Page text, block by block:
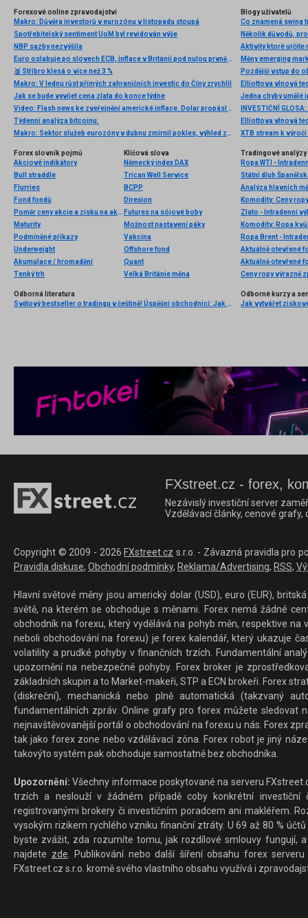
Forexové online zpravodajství
Makro: Důvěra investorů v eurozónu v listopadu stoupá
Spotřebitelský sentiment UoM byl revidován výše
NBP sazby nezvýšila
Euro oslabuje po slovech ECB, inflace v Británii pod nulou prvně od 1960; analýza EUR/CHF, AUD/NZD, USD/CHF
🥈 Stříbro klesá o více než 3 %
Makro: V lednu růst přímých zahraničních investic do Číny zrychlil
Jak se bude vyvíjet cena zlata do konce týdne
Video: Flash news ke zveřejnění americké inflace. Dolar propásl další šanci ke zpevnění
Týdenní analýza bitcoinu.
Makro: Sektor služeb eurozóny v dubnu zmírnil pokles, výhled zaznamenal oživení
Blogy uživatelů
Co znamená swing
Několik důvodů,
Aktivity ktoré určite
Měny emerging
XTB stream k
Forex slovník pojmů
Akciové indikátory
Bull straddle
Flurries
Fond fondů
Poměr ceny akcie a zisku na akcii (Akcie P-E)
Maturity
Podmíněné příkazy
Underweight
Akumulace / hromadění
Tenký trh
Klíčová slova
Německý index DAX
Trican Well Service
BCPP
Direxion
Futures na sójové boby
Možnost nastavení páky
Vakcína
Offshore fond
Quant
Velká Británie měna
Tradingové analýzy
Ropa WTI -
Státní dluh
Analýza hlavních
Komodity: Ceny
Zlato - Intradenní
Komodity: Ropa
Ropa Brent -
Aktuálně otevřené
Aktuálně otevřené
Ceny ropy výrazně
Odborná literatura
Světový bestseller o tradingu v češtině! Úspěšní obchodníci: Jak běžní lidé porážejí Wall Street v jeho vlastní hře
Odborné kurzy a
Jak vytvářet
FXstreet.cz - forex,
Nezávislý investiční server
Vzdělávací články, cenové
Copyright © 2009 - 2026 FXstreet.cz s.r.o. - Závazná pravidla pro
Pravidla diskuse, Obchodní podmínky, Reklama/Advertising, RSS,
Hlavní světové měny jsou americký dolar (USD), euro (EUR),
světě, na kterém se obchoduje s měnami. Forex nemá žádné
obchodník na forexu, který vydělává na pohyb měn, respektive
neboli obchodování na forexu) je forex kalendář, který ukazuje
volatility a prudké pohyby v finančních trzích. Fundamentální
upozornění na nebezpečné pohyby. Forex broker je
základních skupin a to Market-makeři, STP a ECN brokeři. Forex
(diskreční), mechanická nebo plně automatická (takzvaný
fundamentálních zpráv. Online grafy pro forex můžete sledovat
nejnavštěvovanější portál o obchodování na forexu u nás. Forex
tak jako forex zone nebo vzdělávací zóna. Forex robot je jiný
takovýto systém pak obchoduje samostatně bez obchodníka.
Upozornění: Všechny informace poskytované na serveru
trzích a neslouží v žádném případě coby konkrétní investiční
registrovanými brokery či investičním poradcem ani makléřem.
vysokým rizikem rychlého vzniku finanční ztráty. U 69 až 80 %
byste zvážit, zda rozumíte tomu, jak rozdílové smlouvy fungují,
najdete zde. Publikování nebo další šíření obsahu forex
FXstreet.cz s.r.o. kromě svého vlastního obsahu využívá i